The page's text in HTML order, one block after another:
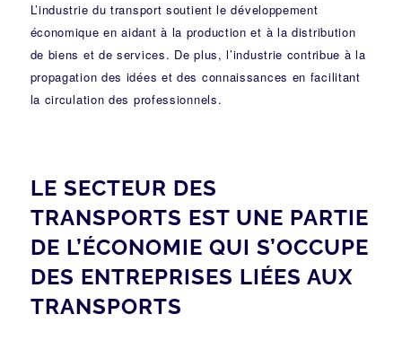
L’industrie du transport soutient le développement
économique en aidant à la production et à la distribution
de biens et de services. De plus, l’industrie contribue à la
propagation des idées et des connaissances en facilitant
la circulation des professionnels.
LE SECTEUR DES
TRANSPORTS EST UNE PARTIE
DE L’ÉCONOMIE QUI S’OCCUPE
DES ENTREPRISES LIÉES AUX
TRANSPORTS